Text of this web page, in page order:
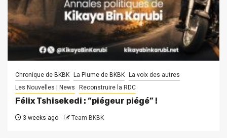
Chronique de BKBK La Plume de BKBK
La voix des autres
Les Nouvelles | News
Reconstruire la RDC
Félix Tshisekedi : “piégeur piégé” !
3 weeks ago Team BKBK